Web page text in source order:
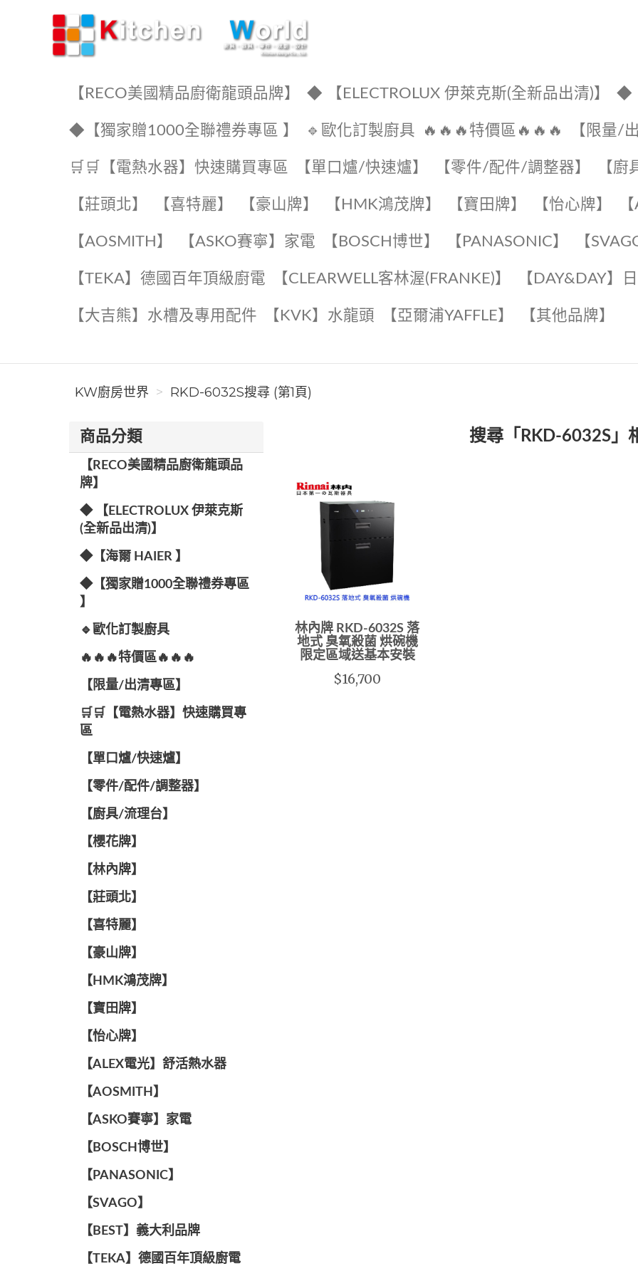
【RECO美國精品廚衛龍頭品牌】 ◆ 【ELECTROLUX 伊萊克斯(全新品出清)】 ◆
◆【獨家贈1000全聯禮券專區 】 🔹歐化訂製廚具 🔥🔥🔥特價區🔥🔥🔥 【限量/
🛒🛒【電熱水器】快速購買專區 【單口爐/快速爐】 【零件/配件/調整器】 【廚
【莊頭北】 【喜特麗】 【豪山牌】 【HMK鴻茂牌】 【寶田牌】 ️【怡心牌】️
【AOSMITH】 【ASKO賽寧】家電 【BOSCH博世】 ️【PANASONIC】️ 【
️【TEKA】️德國百年頂級廚電 ️【CLEARWELL客林渥(FRANKE)】️ 【DAY&DAY】️
【大吉熊】水槽及專用配件 ️【KVK】水龍頭️ 【亞爾浦YAFFLE】 ️【其他品牌】️
KW廚房世界 RKD-6032S搜尋 (第1頁)
商品分類
【RECO美國精品廚衛龍頭品
牌】
◆ 【ELECTROLUX 伊萊克斯
(全新品出清)】
◆【海爾 HAIER 】
◆【獨家贈1000全聯禮券專區
】
🔹歐化訂製廚具
🔥🔥🔥特價區🔥🔥🔥
【限量/出清專區】
🛒🛒【電熱水器】快速購買專
區
【單口爐/快速爐】
【零件/配件/調整器】
【廚具/流理台】
【櫻花牌】
【林內牌】
【莊頭北】
【喜特麗】
【豪山牌】
【HMK鴻茂牌】
【寶田牌】
️【怡心牌】️
️️【ALEX電光】舒活熱水器️️
【AOSMITH】
【ASKO賽寧】家電
【BOSCH博世】
️【PANASONIC】️
️【SVAGO】️
️【BEST】️義大利品牌
️【TEKA】️德國百年頂級廚電
搜尋「RKD-6032S」
林內牌 RKD-6032S 落
地式 臭氧殺菌 烘碗機
限定區域送基本安裝
$16,700